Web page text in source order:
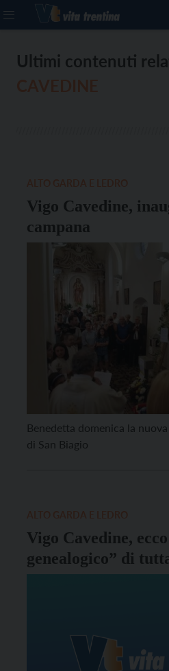
Ultimi contenuti
Vigo Cavedine,
campana
Benedetta domenica la
di San Biagio
Vigo Cavedine,
genealogico” di